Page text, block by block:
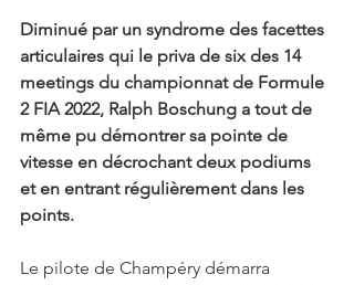
Diminué par un syndrome des facettes
articulaires qui le priva de six des 14
meetings du championnat de Formule
2 FIA 2022, Ralph Boschung a tout de
même pu démontrer sa pointe de
vitesse en décrochant deux podiums
et en entrant régulièrement dans les
points.
Le pilote de Champéry démarra